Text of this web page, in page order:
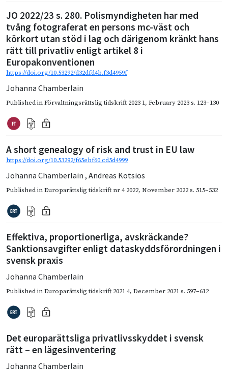
JO 2022/23 s. 280. Polismyndigheten har med
tvång fotograferat en persons mc-väst och
körkort utan stöd i lag och därigenom kränkt hans
rätt till privatliv enligt artikel 8 i
Europakonventionen
https://doi.org/10.53292/d32dfd4b.f3d4959f
Johanna Chamberlain
Published inFörvaltningsrättslig tidskrift 2023 1, February 2023s. 123–130
A short genealogy of risk and trust in EU law
https://doi.org/10.53292/f65ebf60.cd5d4999
Johanna Chamberlain , Andreas Kotsios
Published inEuroparättslig tidskrift nr 4 2022, November 2022s. 515–532
Effektiva, proportionerliga, avskräckande?
Sanktionsavgifter enligt dataskyddsförordningen i
svensk praxis
Johanna Chamberlain
Published inEuroparättslig tidskrift 2021 4, December 2021s. 597–612
Det europarättsliga privatlivsskyddet i svensk
rätt – en lägesinventering
Johanna Chamberlain